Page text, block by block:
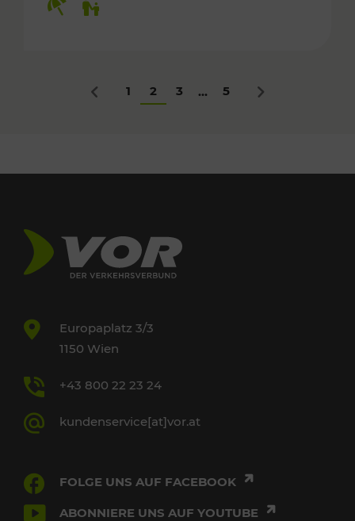
Zurück
1 2 3 ... 5 Nächstes
Europaplatz 3/3
1150 Wien
+43 800 22 23 24
kundenservice[at]vor.at
FOLGE UNS AUF FACEBOOK
ABONNIERE UNS AUF YOUTUBE